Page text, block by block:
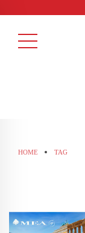
HOME TAG